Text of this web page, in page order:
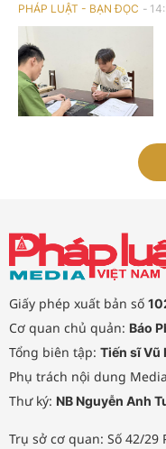
PHÁP LUẬT - BẠN ĐỌC
Giấy phép xuất bản số
Cơ quan chủ quản: Báo
Tổng biên tập: Tiến sĩ Vũ
Phụ trách nội dung
Thư ký: NB Nguyễn Anh
Trụ sở cơ quan: Số 42/